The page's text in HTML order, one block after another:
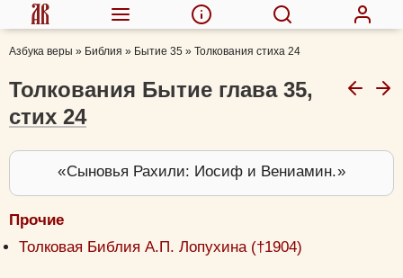
Азбука веры » Библия » Бытие 35 » Толкования стиха 24
Толкования Бытие глава 35,
стих 24
Сыновья Рахили: Иосиф и Вениамин.
Прочие
Толковая Библия А.П. Лопухина (†1904)